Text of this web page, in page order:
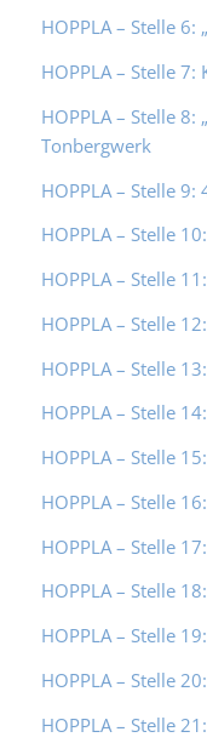
HOPPLA – Stelle 6:
HOPPLA – Stelle
HOPPLA – Stelle 8:
Tonbergwerk
HOPPLA – Stelle
HOPPLA – Stelle
HOPPLA – Stelle
HOPPLA – Stelle
HOPPLA – Stelle
HOPPLA – Stelle
HOPPLA – Stelle
HOPPLA – Stelle
HOPPLA – Stelle
HOPPLA – Stelle
HOPPLA – Stelle
HOPPLA – Stelle
HOPPLA – Stelle